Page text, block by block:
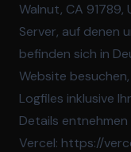
Walnut, CA 91789,
Server, auf denen
befinden sich in
Website
Logfiles inklusive
Details
Vercel: https://